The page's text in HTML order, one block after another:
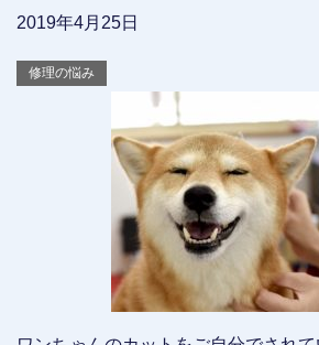
2019年4月25日
修理の悩み